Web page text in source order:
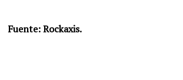
Fuente: Rockaxis.